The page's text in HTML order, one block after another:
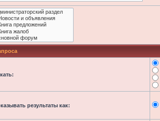
результаты как: